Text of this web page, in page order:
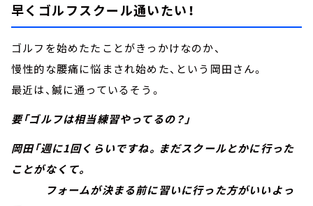
早くゴルフスクール通いたい！
ゴルフを始めたたことがきっかけなのか、
慢性的な腰痛に悩まされ始めた、という岡田さん。
最近は、鍼に通っているそう。
要「ゴルフは相当練習やってるの？」
岡田「週に1回くらいですね。まだスクールとかに行った
ことがなくて。
フォームが決まる前に習いに行った方がいいよっ